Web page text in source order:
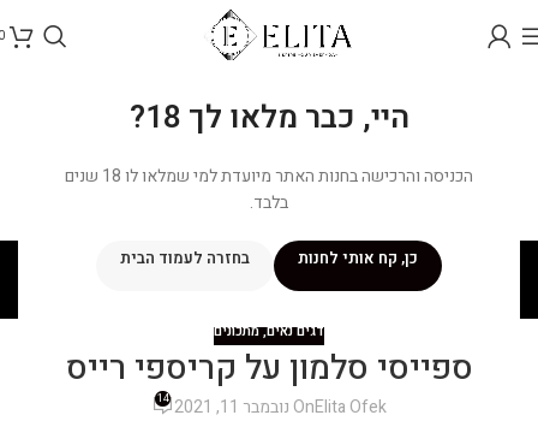
היי, כבר מלאו לך 18?
הכניסה והרכישה בחנות האתר מיועדת למי שמלאו לו 18 שנים
בלבד.
כן, קח אותי לחנות בחזרה לעמוד הביתבלוג
דגים נאים,מתכונים
ספייסי סלמון על קריספי רייס
Elita OfekOn נובמבר 11, 2021 14